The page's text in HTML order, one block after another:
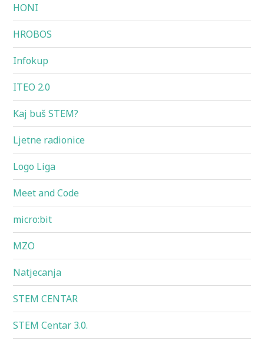
HONI
HROBOS
Infokup
ITEO 2.0
Kaj buš STEM?
Ljetne radionice
Logo Liga
Meet and Code
micro:bit
MZO
Natjecanja
STEM CENTAR
STEM Centar 3.0.